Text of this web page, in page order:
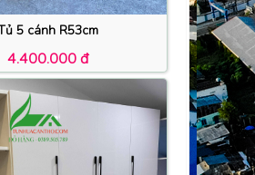
5 cánh R53cm
4.400.000 đ